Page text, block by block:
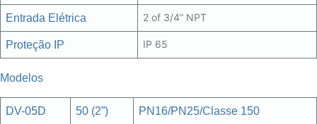
Entrada El étrica 2 of 3/4” NPT
Proteção IP IP 65
Modelos
DV-05D 50 (2”) PN16/PN25/Classe 150